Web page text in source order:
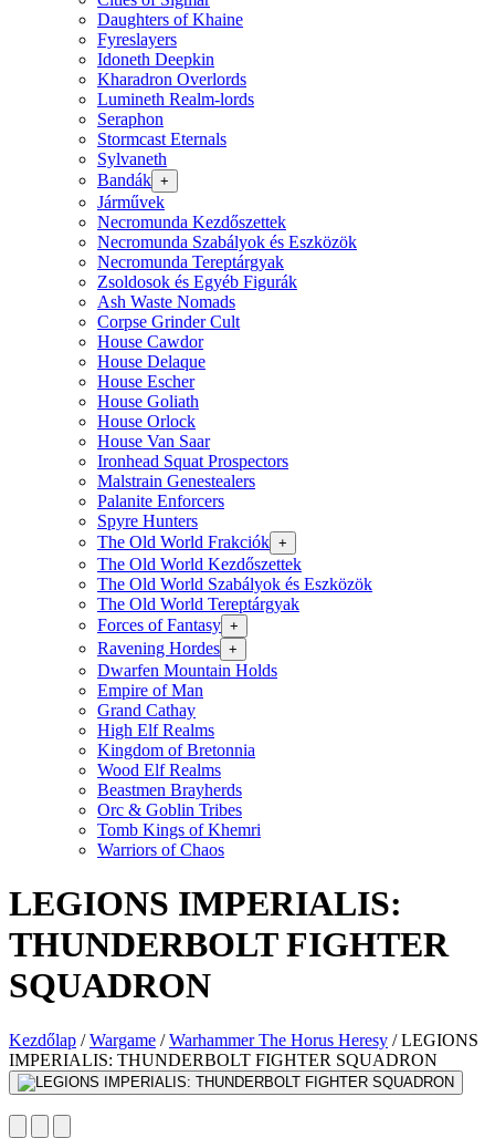
Daughters of Khaine
Fyreslayers
Idoneth Deepkin
Kharadron Overlords
Lumineth Realm-lords
Seraphon
Stormcast Eternals
Sylvaneth
Bandák +
Járművek
Necromunda Kezdőszettek
Necromunda Szabályok és Eszközök
Necromunda Tereptárgyak
Zsoldosok és Egyéb Figurák
Ash Waste Nomads
Corpse Grinder Cult
House Cawdor
House Delaque
House Escher
House Goliath
House Orlock
House Van Saar
Ironhead Squat Prospectors
Malstrain Genestealers
Palanite Enforcers
Spyre Hunters
The Old World Frakciók +
The Old World Kezdőszettek
The Old World Szabályok és Eszközök
The Old World Tereptárgyak
Forces of Fantasy +
Ravening Hordes +
Dwarfen Mountain Holds
Empire of Man
Grand Cathay
High Elf Realms
Kingdom of Bretonnia
Wood Elf Realms
Beastmen Brayherds
Orc & Goblin Tribes
Tomb Kings of Khemri
Warriors of Chaos
LEGIONS IMPERIALIS:
THUNDERBOLT FIGHTER
SQUADRON
Kezdőlap / Wargame / Warhammer The Horus Heresy /LEGIONS
IMPERIALIS: THUNDERBOLT FIGHTER SQUADRON